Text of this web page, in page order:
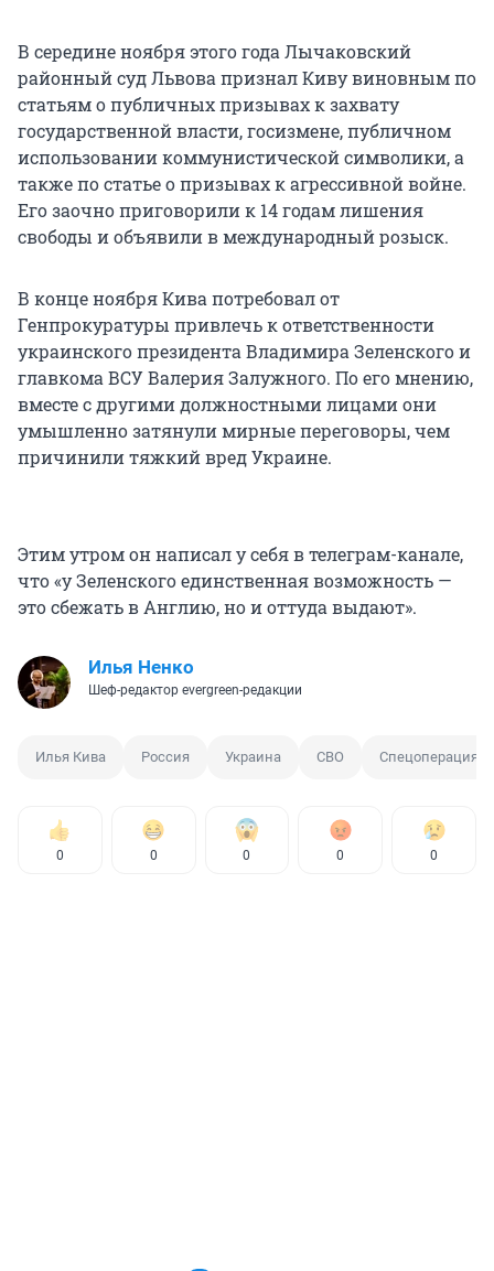
В середине ноября этого года Лычаковский
районный суд Львова признал Киву виновным по
статьям о публичных призывах к захвату
государственной власти, госизмене, публичном
использовании коммунистической символики, а
также по статье о призывах к агрессивной войне.
Его заочно приговорили к 14 годам лишения
свободы и объявили в международный розыск.
В конце ноября Кива потребовал от
Генпрокуратуры привлечь к ответственности
украинского президента Владимира Зеленского и
главкома ВСУ Валерия Залужного. По его мнению,
вместе с другими должностными лицами они
умышленно затянули мирные переговоры, чем
причинили тяжкий вред Украине.
Этим утром он написал у себя в телеграм-канале,
что «у Зеленского единственная возможность —
это сбежать в Англию, но и оттуда выдают».
Илья Ненко
Шеф-редактор evergreen-редакции
Илья Кива Россия Украина СВО Спецоперация
0 0 0 0 0